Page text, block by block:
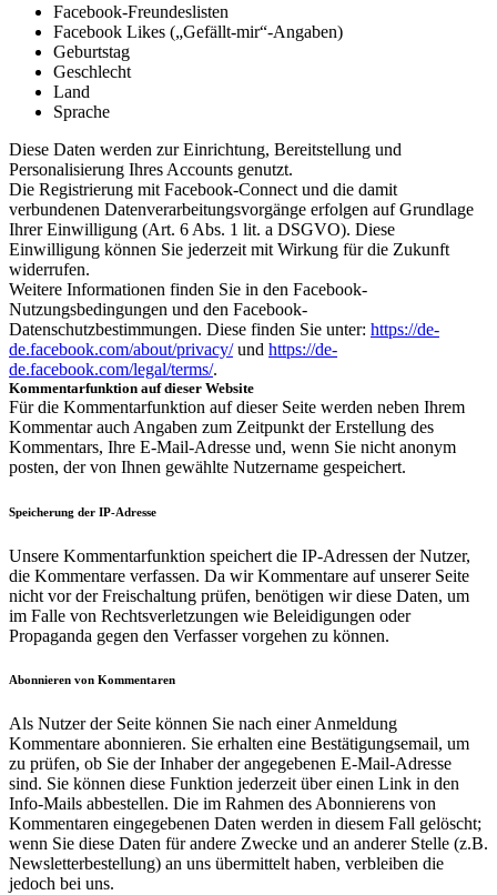
Facebook-Freundeslisten
Facebook Likes („Gefällt-mir“-Angaben)
Geburtstag
Geschlecht
Land
Sprache
Diese Daten werden zur Einrichtung, Bereitstellung und
Personalisierung Ihres Accounts genutzt.
Die Registrierung mit Facebook-Connect und die damit
verbundenen Datenverarbeitungsvorgänge erfolgen auf Grundlage
Ihrer Einwilligung (Art. 6 Abs. 1 lit. a DSGVO). Diese
Einwilligung können Sie jederzeit mit Wirkung für die Zukunft
widerrufen.
Weitere Informationen finden Sie in den Facebook-
Nutzungsbedingungen und den Facebook-
Datenschutzbestimmungen. Diese finden Sie unter: https://de-
de.facebook.com/about/privacy/und https://de-
de.facebook.com/legal/terms/.
Kommentarfunktion auf dieser Website
Für die Kommentarfunktion auf dieser Seite werden neben Ihrem
Kommentar auch Angaben zum Zeitpunkt der Erstellung des
Kommentars, Ihre E-Mail-Adresse und, wenn Sie nicht anonym
posten, der von Ihnen gewählte Nutzername gespeichert.
Speicherung der IP-Adresse
Unsere Kommentarfunktion speichert die IP-Adressen der Nutzer,
die Kommentare verfassen. Da wir Kommentare auf unserer Seite
nicht vor der Freischaltung prüfen, benötigen wir diese Daten, um
im Falle von Rechtsverletzungen wie Beleidigungen oder
Propaganda gegen den Verfasser vorgehen zu können.
Abonnieren von Kommentaren
Als Nutzer der Seite können Sie nach einer Anmeldung
Kommentare abonnieren. Sie erhalten eine Bestätigungsemail, um
zu prüfen, ob Sie der Inhaber der angegebenen E-Mail-Adresse
sind. Sie können diese Funktion jederzeit über einen Link in den
Info-Mails abbestellen. Die im Rahmen des Abonnierens von
Kommentaren eingegebenen Daten werden in diesem Fall gelöscht;
wenn Sie diese Daten für andere Zwecke und an anderer Stelle (z.B.
Newsletterbestellung) an uns übermittelt haben, verbleiben die
jedoch bei uns.